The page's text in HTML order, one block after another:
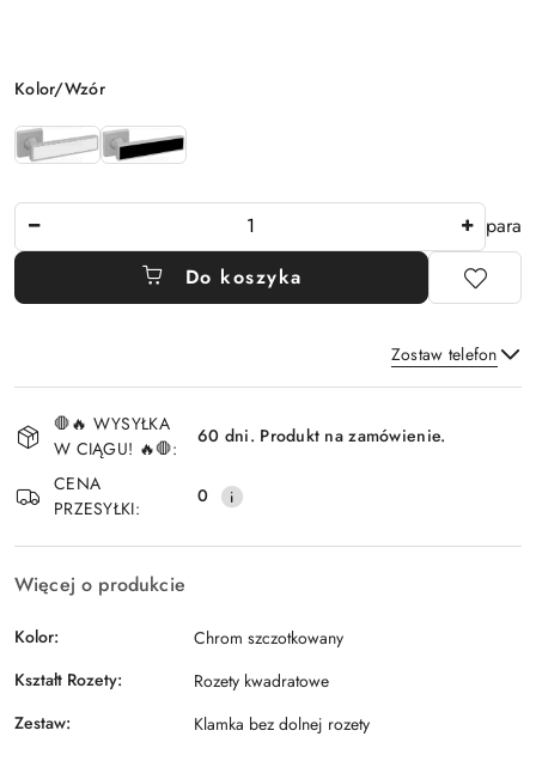
Wariant
Kolor/Wzór
para
Do koszyka
Zostaw telefon
i
dostawa
🛑🔥 WYSYŁKA
W CIĄGU! 🔥🛑:
60 dni. Produkt na zamówienie.
CENA
PRZESYŁKI:
0
Więcej o produkcie
Kolor:
Chrom szczotkowany
Kształt Rozety:
Rozety kwadratowe
Zestaw:
Klamka bez dolnej rozety